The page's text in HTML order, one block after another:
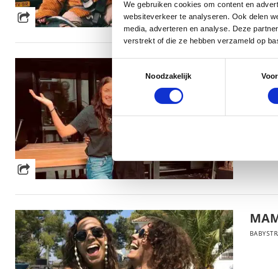
We gebruiken cookies om content en
websiteverkeer te analyseren. Ook delen
media, adverteren en analyse. Deze
verstrekt of die ze hebben verzameld op
Noodzakelijk